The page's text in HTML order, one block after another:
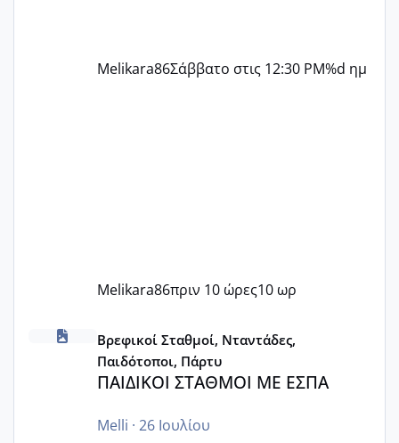
Melikara86Σάββατο στις 12:30 PM%d ημ
Melikara86πριν 10 ώρες10 ωρ
ΠΑΙΔΙΚΟΙ ΣΤΑΘΜΟΙ ΜΕ ΕΣΠΑ
Βρεφικοί Σταθμοί, Νταντάδες,
Παιδότοποι, Πάρτυ
ΠΑΙΔΙΚΟΙ ΣΤΑΘΜΟΙ ΜΕ ΕΣΠΑ
Melli · 26 Ιουλίου